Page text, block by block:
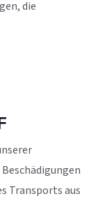
die
Beschädigungen
Transports aus